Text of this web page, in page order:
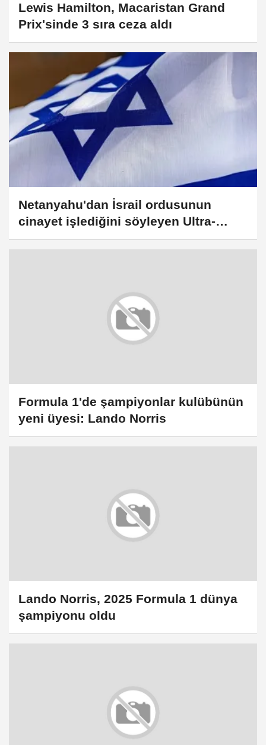
Lewis Hamilton, Macaristan Grand
Prix'sinde 3 sıra ceza aldı
Netanyahu'dan İsrail ordusunun
cinayet işlediğini söyleyen Ultra-
Ortodoks hahama tepki
Formula 1'de şampiyonlar kulübünün
yeni üyesi: Lando Norris
Lando Norris, 2025 Formula 1 dünya
şampiyonu oldu